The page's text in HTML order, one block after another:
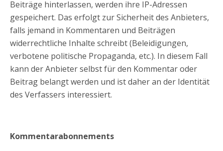
Beiträge hinterlassen, werden ihre IP-Adressen
gespeichert. Das erfolgt zur Sicherheit des Anbieters,
falls jemand in Kommentaren und Beiträgen
widerrechtliche Inhalte schreibt (Beleidigungen,
verbotene politische Propaganda, etc.). In diesem Fall
kann der Anbieter selbst für den Kommentar oder
Beitrag belangt werden und ist daher an der Identität
des Verfassers interessiert.
Kommentarabonnements